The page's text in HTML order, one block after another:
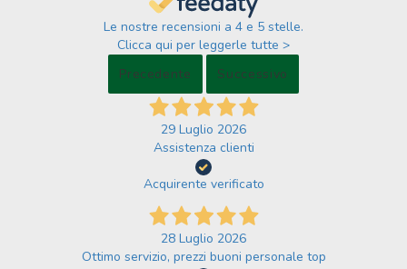
Le nostre recensioni a 4 e 5 stelle.
Clicca qui per leggerle tutte >
Precedente
Successivo
29 Luglio 2026
Assistenza clienti
Acquirente verificato
28 Luglio 2026
Ottimo servizio, prezzi buoni personale top